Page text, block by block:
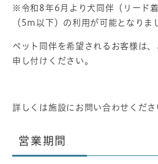
※令和8年6月より犬同伴（リード
（5m以下）の利用が可能となりま
ペット同伴を希望されるお客様は
申し付けください。
詳しくは施設にお問い合わせくださ
営業期間